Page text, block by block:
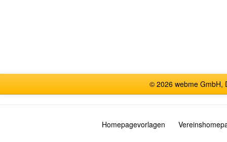
© 2026 webme GmbH,
Homepagevorlagen